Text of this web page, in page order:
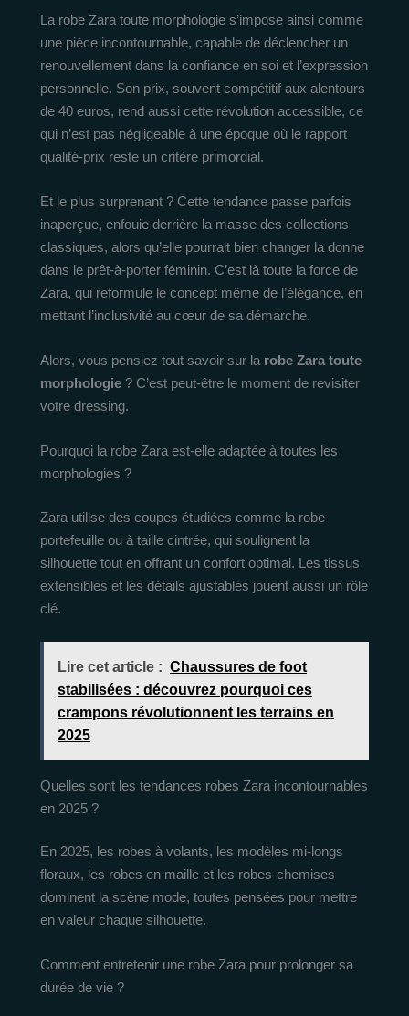
La robe Zara toute morphologie s’impose ainsi comme
une pièce incontournable, capable de déclencher un
renouvellement dans la confiance en soi et l’expression
personnelle. Son prix, souvent compétitif aux alentours
de 40 euros, rend aussi cette révolution accessible, ce
qui n’est pas négligeable à une époque où le rapport
qualité-prix reste un critère primordial.
Et le plus surprenant ? Cette tendance passe parfois
inaperçue, enfouie derrière la masse des collections
classiques, alors qu’elle pourrait bien changer la donne
dans le prêt-à-porter féminin. C’est là toute la force de
Zara, qui reformule le concept même de l’élégance, en
mettant l’inclusivité au cœur de sa démarche.
Alors, vous pensiez tout savoir sur la robe Zara toute
morphologie ? C’est peut-être le moment de revisiter
votre dressing.
Pourquoi la robe Zara est-elle adaptée à toutes les
morphologies ?
Zara utilise des coupes étudiées comme la robe
portefeuille ou à taille cintrée, qui soulignent la
silhouette tout en offrant un confort optimal. Les tissus
extensibles et les détails ajustables jouent aussi un rôle
clé.
Lire cet article : Chaussures de foot
stabilisées : découvrez pourquoi ces
crampons révolutionnent les terrains en
2025
Quelles sont les tendances robes Zara incontournables
en 2025 ?
En 2025, les robes à volants, les modèles mi-longs
floraux, les robes en maille et les robes-chemises
dominent la scène mode, toutes pensées pour mettre
en valeur chaque silhouette.
Comment entretenir une robe Zara pour prolonger sa
durée de vie ?